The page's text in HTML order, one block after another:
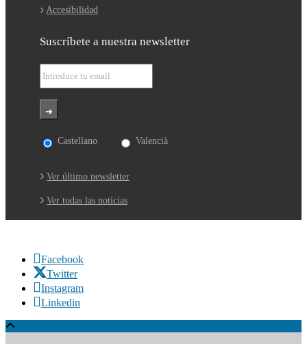
Accesibilidad
Suscríbete a nuestra newsletter
Castellano Valencià
Ver último newsletter
Ver todas las noticias
Facebook
Twitter
Instagram
Linkedin